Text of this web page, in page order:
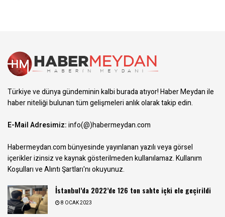
Türkiye ve dünya gündeminin kalbi burada atıyor! Haber Meydan ile
haber niteliği bulunan tüm gelişmeleri anlık olarak takip edin.
E-Mail Adresimiz:info(@)habermeydan.com
Habermeydan.com bünyesinde yayınlanan yazılı veya görsel
içerikler izinsiz ve kaynak gösterilmeden kullanılamaz.Kullanım
Koşulları ve Alıntı Şartları'nı okuyunuz.
İstanbul’da 2022’de 126 ton sahte içki ele geçirildi
8 OCAK 2023